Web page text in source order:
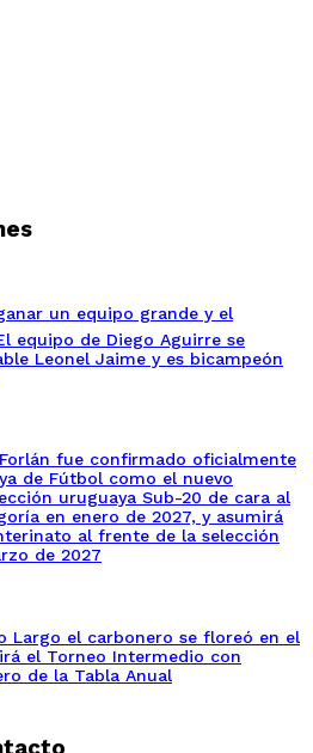
un equipo grande y el
equipo de Diego Aguirre se
Leonel Jaime y es bicampeón
fue confirmado oficialmente
de Fútbol como el nuevo
uruguaya Sub-20 de cara al
en enero de 2027, y asumirá
al frente de la selección
de 2027
Largo el carbonero se floreó en el
el Torneo Intermedio con
de la Tabla Anual